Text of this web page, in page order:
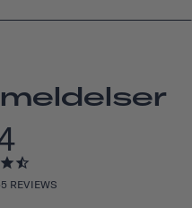
REVIEWS